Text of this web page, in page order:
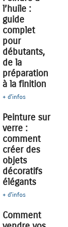
l’huile :
guide
complet
pour
débutants,
de la
préparation
à la finition
+ d'infos
Peinture sur
verre :
comment
créer des
objets
décoratifs
élégants
+ d'infos
Comment